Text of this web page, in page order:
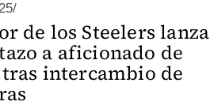
de los Steelers lanza
a aficionado de
intercambio de